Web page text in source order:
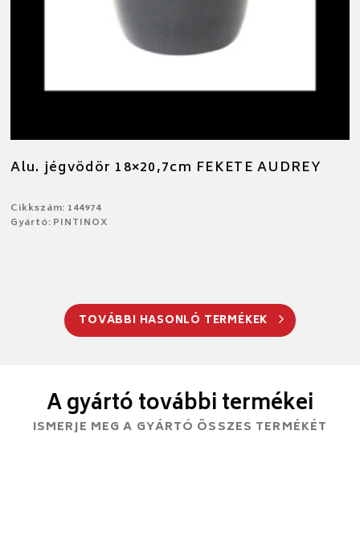
Alu. jégvödör 18×20,7cm FEKETE AUDREY
Cikkszám: 144974
Gyártó: PINTINOX
TOVÁBBI HASONLÓ TERMÉKEK
A gyártó további termékei
ISMERJE MEG A GYÁRTÓ ÖSSZES TERMÉKÉT